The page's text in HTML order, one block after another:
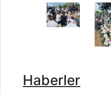
Haberler